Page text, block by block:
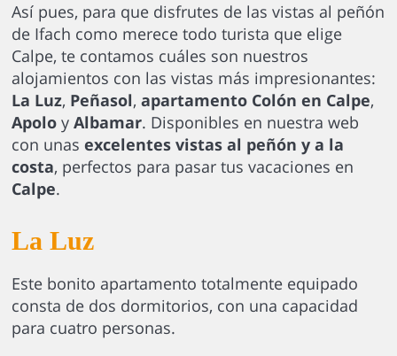
Así pues, para que disfrutes de las vistas al peñón
de Ifach como merece todo turista que elige
Calpe, te contamos cuáles son nuestros
alojamientos con las vistas más impresionantes:
La Luz, Peñasol, apartamento Colón en Calpe,
Apolo y Albamar. Disponibles en nuestra web
con unas excelentes vistas al peñón y a la
costa, perfectos para pasar tus vacaciones en
Calpe.
La Luz
Este bonito apartamento totalmente equipado
consta de dos dormitorios, con una capacidad
para cuatro personas.